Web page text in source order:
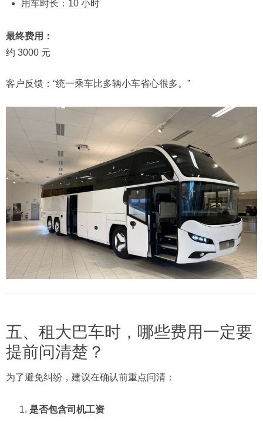
用车时长：10 小时
最终费用：
约 3000 元
客户反馈：“统一乘车比多辆小车省心很多。”
五、租大巴车时，哪些费用一定要
提前问清楚？
为了避免纠纷，建议在确认前重点问清：
是否包含司机工资